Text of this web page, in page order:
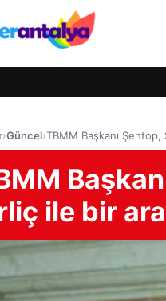
›Güncel›TBMM Başkanı
ile bir